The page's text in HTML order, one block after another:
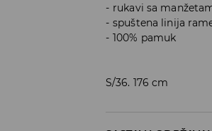
rukavi sa
spuštena linija
100% pamuk
S/36. 176 cm